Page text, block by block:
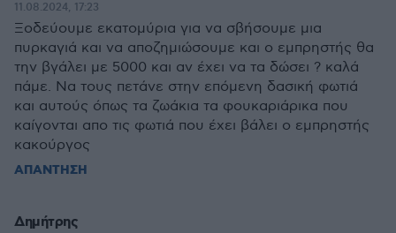
11.08.2024, 17:23
Ξοδεύουμε εκατομύρια για να σβήσουμε μια
πυρκαγιά και να αποζημιώσουμε και ο εμπρηστής θα
την βγάλει με 5000 και αν έχει να τα δώσει ? καλά
πάμε. Να τους πετάνε στην επόμενη δασική φωτιά
και αυτούς όπως τα ζωάκια τα φουκαριάρικα που
καίγονται απο τις φωτιά που έχει βάλει ο εμπρηστής
κακούργος
ΑΠΑΝΤΗΣΗ
Δημήτρης